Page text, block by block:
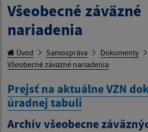
Všeobecné záväzné
nariadenia
Úvod Samospráva
Dokumenty
Všeobecné záväzné nariadenia
Prejsť na aktuálne VZN
úradnej tabuli
Archív všeobecne